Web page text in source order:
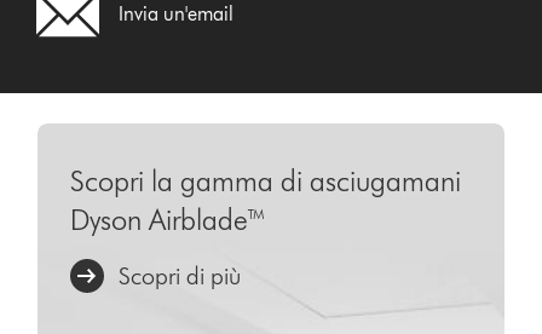
Invia un'email
Scopri la gamma di asciugamani
Dyson Airblade™
Scopri di più